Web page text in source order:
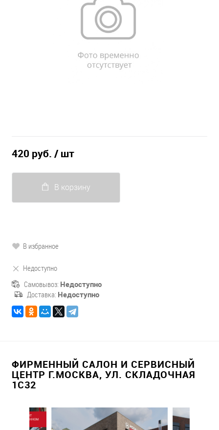
420 руб. / шт
В корзину
В избранное
Недоступно
Самовывоз: Недоступно
Доставка: Недоступно
ФИРМЕННЫЙ САЛОН И СЕРВИСНЫЙ
ЦЕНТР Г.МОСКВА, УЛ. СКЛАДОЧНАЯ
1С32